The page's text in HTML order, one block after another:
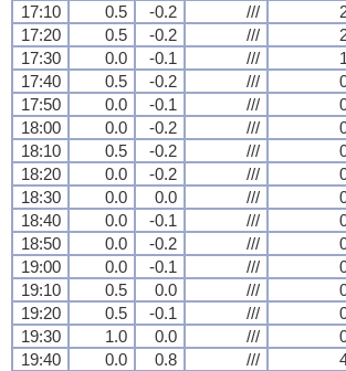
17:10
0.5 -0.2 ///
17:20
0.5 -0.2 ///
17:30
0.0 -0.1 /// 1
17:40
0.5 -0.2 ///
17:50
0.0 -0.1 ///
18:00
0.0 -0.2 ///
18:10
0.5 -0.2 ///
18:20
0.0 -0.2 ///
18:30
0.0 0.0 ///
18:40
0.0 -0.1 ///
18:50
0.0 -0.2 ///
19:00
0.0 -0.1 ///
19:10
0.5 0.0 ///
19:20
0.5 -0.1 ///
19:30
1.0 0.0 ///
19:40
0.0 0.8 ///